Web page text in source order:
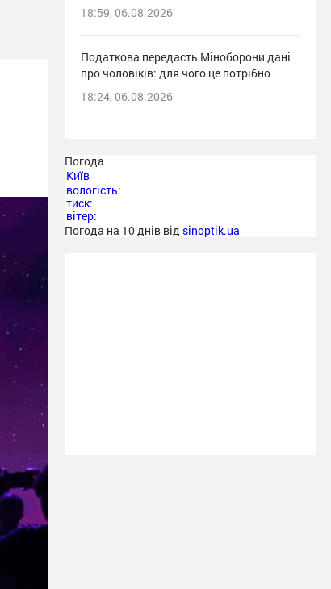
18:59, 06.08.2026
Податкова передасть Міноборони дані
про чоловіків: для чого це потрібно
18:24, 06.08.2026
Погода
Київ
вологість:
тиск:
вітер:
Погода на 10 днів від sinoptik.ua